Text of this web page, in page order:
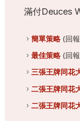
滿付Deuces
簡單策略 (回
最佳策略 (回
三張王牌同花
二張王牌同花
二張王牌同花